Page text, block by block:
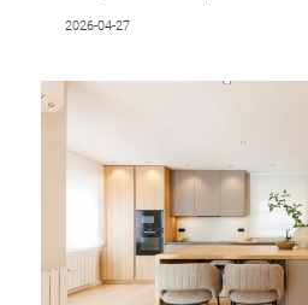
2026-04-27